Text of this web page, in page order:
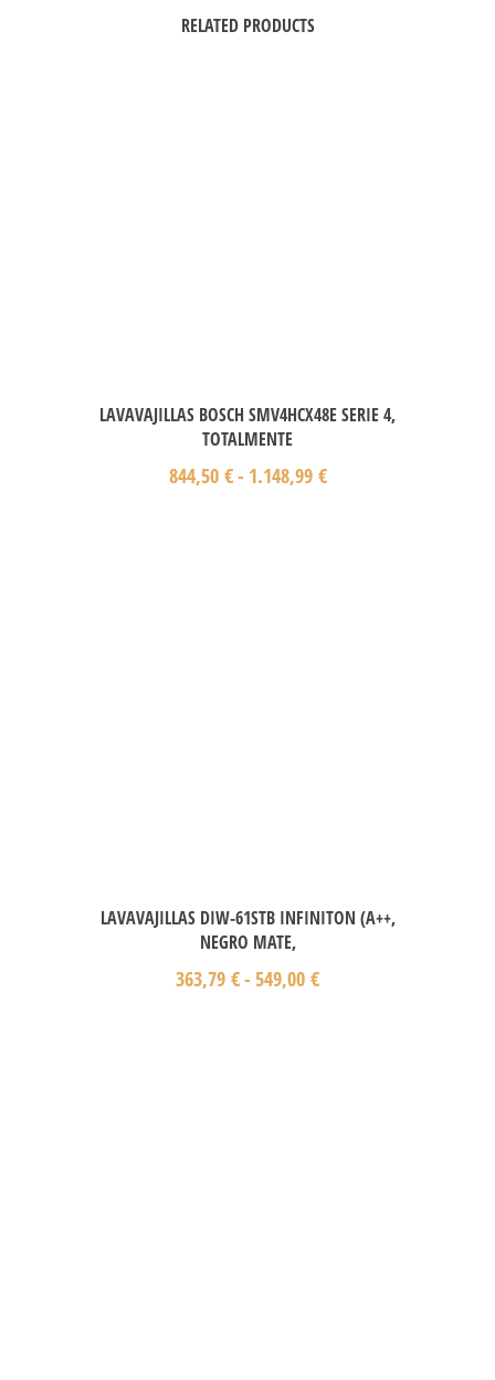
RELATED PRODUCTS
LAVAVAJILLAS BOSCH SMV4HCX48E SERIE 4,
TOTALMENTE
844,50 €- 1.148,99 €
LAVAVAJILLAS DIW-61STB INFINITON (A++,
NEGRO MATE,
363,79 €- 549,00 €